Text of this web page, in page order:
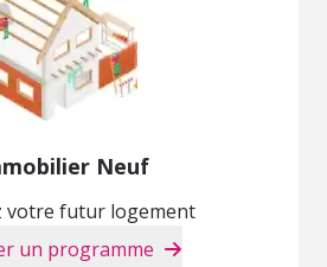
Neuf
votre futur logement
un programme